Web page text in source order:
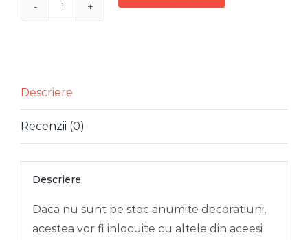
IMPODOBIT
VERDE
AURIU
Descriere
Recenzii (0)
Descriere
Daca nu sunt pe stoc anumite decoratiuni,
acestea vor fi inlocuite cu altele din aceesi